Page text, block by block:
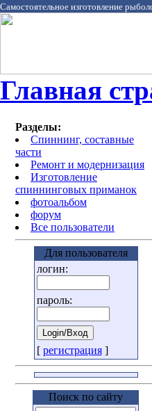
Самостоятельное изготовление
Главная
Разделы:
Спиннинг, составные
части
Ремонт и модернизация
Изготовление
спиннинговых приманок
фотоальбом
форум
Все пользователи
Для пользователя
логин:
пароль:
[ регистрация]
Поиск по сайту